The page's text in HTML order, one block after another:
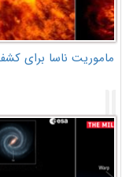
ماموریت ناسا برای